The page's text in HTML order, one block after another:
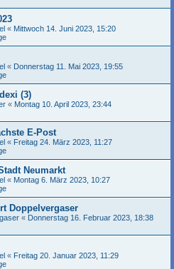
« Mittwoch 14. Juni 2023, 15:20
« Donnerstag 11. Mai 2023, 19:55
(3)
« Montag 10. April 2023, 23:44
E-Post
« Freitag 24. März 2023, 11:27
Neumarkt
« Montag 6. März 2023, 10:27
Doppelvergaser
« Donnerstag 16. Februar 2023, 18:38
« Freitag 20. Januar 2023, 11:29